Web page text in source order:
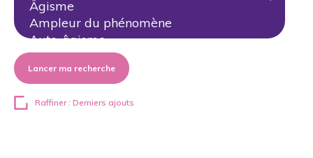
Lancer ma recherche
Raffiner : Derniers ajouts